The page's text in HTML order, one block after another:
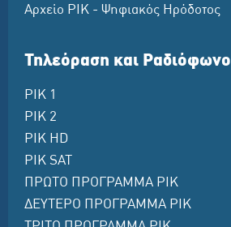
Αρχείο ΡΙΚ - Ψηφιακός Ηρόδοτος
Τηλεόραση και Ραδιόφωνο
ΡΙΚ 1
ΡΙΚ 2
ΡΙΚ HD
ΡΙΚ SAT
ΠΡΩΤΟ ΠΡΟΓΡΑΜΜΑ ΡΙΚ
ΔΕΥΤΕΡΟ ΠΡΟΓΡΑΜΜΑ ΡΙΚ